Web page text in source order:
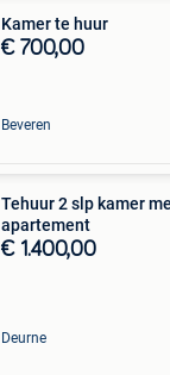
Kamer te huur
€ 700,00
Beveren
Tehuur 2 slp kamer
apartement
€ 1.400,00
Deurne